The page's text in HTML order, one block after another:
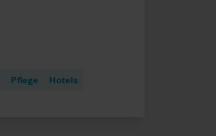
Pflege Hotels